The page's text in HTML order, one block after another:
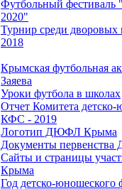
Футбольный фестиваль
2020"
Турнир среди дворовых
2018
Крымская футбольная
Заяева
Уроки футбола в школах
Отчет Комитета
КФС - 2019
Логотип ДЮФЛ Крыма
Документы
Сайты и страницы
Крыма
Год детско-юношеского